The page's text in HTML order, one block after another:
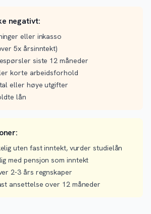
negativt:
eller inkasso
5x årsinntekt)
siste 12 måneder
korte arbeidsforhold
eller høye utgifter
lån
uten fast inntekt, vurder studielån
med pensjon som inntekt
2-3 års regnskaper
ansettelse over 12 måneder